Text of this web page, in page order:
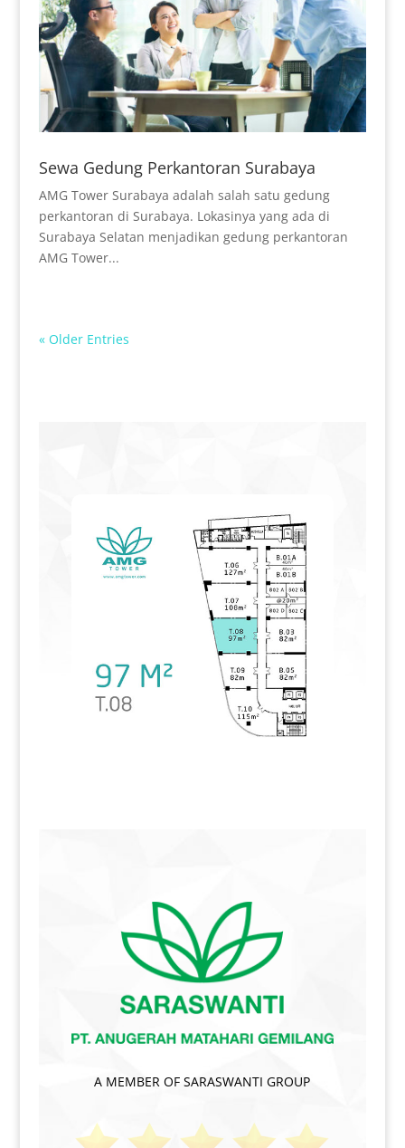
Sewa Gedung Perkantoran Surabaya
AMG Tower Surabaya adalah salah satu gedung
perkantoran di Surabaya. Lokasinya yang ada di
Surabaya Selatan menjadikan gedung perkantoran
AMG Tower...
« Older Entries
A MEMBER OF SARASWANTI GROUP